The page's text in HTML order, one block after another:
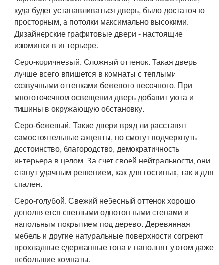
куда будет устанавливаться дверь, было достаточно
просторным, а потолки максимально высокими.
Дизайнерские графитовые двери - настоящие
изюминки в интерьере.
Серо-коричневый. Сложный оттенок. Такая дверь
лучше всего впишется в комнаты с теплыми
созвучными оттенками бежевого песочного. При
многоточечном освещении дверь добавит уюта и
тишины в окружающую обстановку.
Серо-бежевый. Такие двери вряд ли расставят
самостоятельные акценты, но смогут подчеркнуть
достоинство, благородство, демократичность
интерьера в целом. За счет своей нейтральности, они
станут удачным решением, как для гостиных, так и для
спален.
Серо-голубой. Свежий небесный оттенок хорошо
дополняется светлыми однотонными стенами и
напольным покрытием под дерево. Деревянная
мебель и другие натуральные поверхности согреют
прохладные сдержанные тона и наполнят уютом даже
небольшие комнаты.